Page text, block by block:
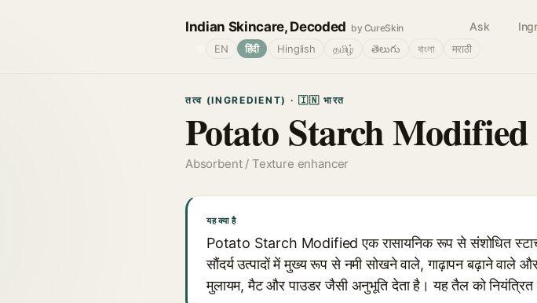
Indian Skincare, Decoded by CureSkin Ask
EN हिंदी Hinglish தமிழ் తెలుగు বাংলা मराठी
तत्व (INGREDIENT) · 🇮🇳 भारत
Potato Starch Modified
Absorbent / Texture enhancer
यह क्या है
Potato Starch Modified एक रासायनिक रूप से संशोधित
सौंदर्य उत्पादों में मुख्य रूप से नमी सोखने वाले, गाढ़ापन बढ़ाने
मुलायम, मैट और पाउडर जैसी अनुभूति देता है। यह तैल को